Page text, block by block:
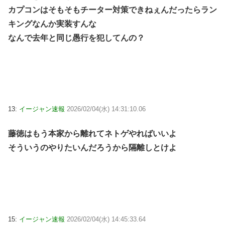
カプコンはそもそもチーター対策できねぇんだったらラン
キングなんか実装すんな
なんで去年と同じ愚行を犯してんの？
13: イージャン速報 2026/02/04(水) 14:31:10.06
藤徳はもう本家から離れてネトゲやればいいよ
そういうのやりたいんだろうから隔離しとけよ
15: イージャン速報 2026/02/04(水) 14:45:33.64